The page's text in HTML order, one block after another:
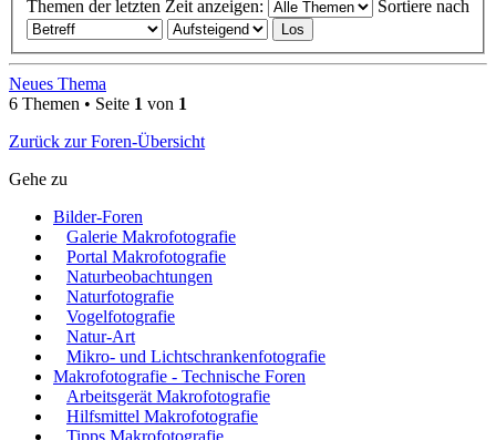
Themen der letzten Zeit anzeigen: Sortiere nach
Neues Thema
6 Themen • Seite 1 von 1
Zurück zur Foren-Übersicht
Gehe zu
Bilder-Foren
Galerie Makrofotografie
Portal Makrofotografie
Naturbeobachtungen
Naturfotografie
Vogelfotografie
Natur-Art
Mikro- und Lichtschrankenfotografie
Makrofotografie - Technische Foren
Arbeitsgerät Makrofotografie
Hilfsmittel Makrofotografie